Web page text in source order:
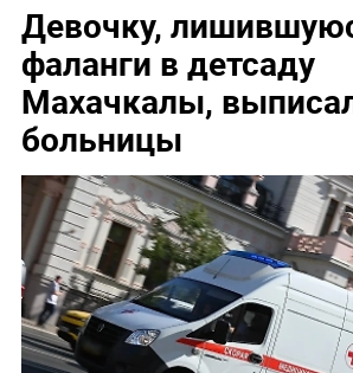
Девочку,
фаланги в детсаду
Махачкалы,
больницы